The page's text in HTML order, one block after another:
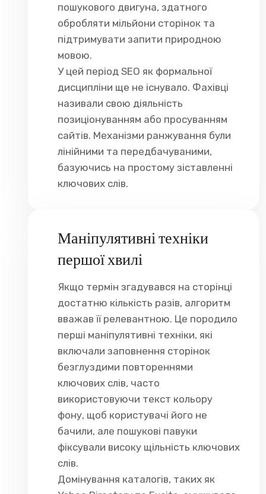
пошукового двигуна, здатного
обробляти мільйони сторінок та
підтримувати запити природною
мовою.
У цей період SEO як формальної
дисципліни ще не існувало. Фахівці
називали свою діяльність
позиціонуванням або просуванням
сайтів. Механізми ранжування були
лінійними та передбачуваними,
базуючись на простому зіставленні
ключових слів.
Маніпулятивні техніки
першої хвилі
Якщо термін згадувався на сторінці
достатню кількість разів, алгоритм
вважав її релевантною. Це породило
перші маніпулятивні техніки, які
включали заповнення сторінок
безглуздими повтореннями
ключових слів, часто
використовуючи текст кольору
фону, щоб користувачі його не
бачили, але пошукові павуки
фіксували високу щільність ключових
слів.
Домінування каталогів, таких як